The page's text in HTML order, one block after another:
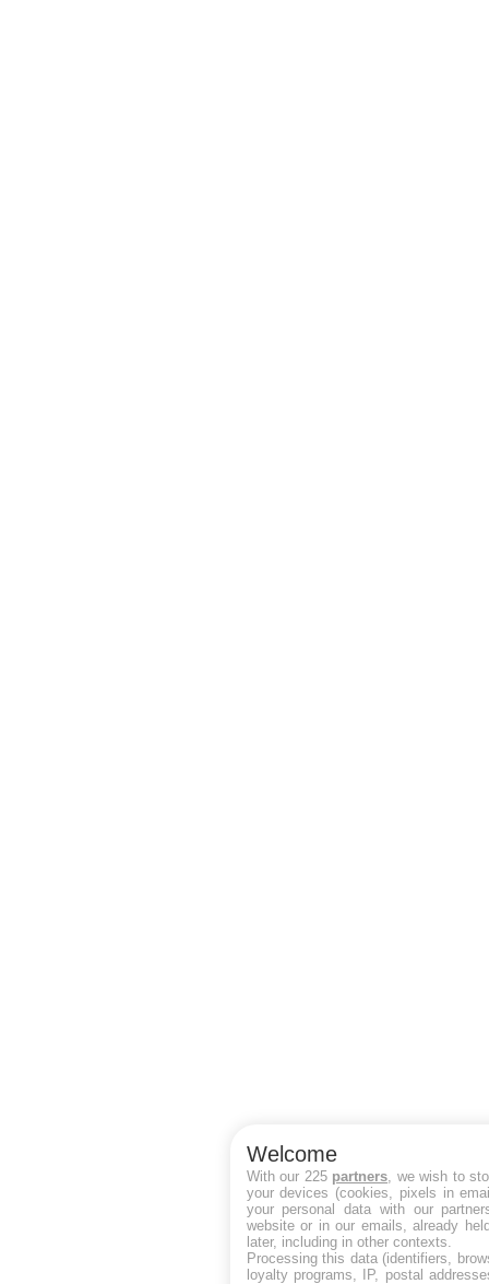
Welcome
With our 225 partners , we wish to
your devices (cookies, pixels in
your personal data with our
website or in our emails, already
later, including in other contexts.
Processing this data (identifiers,
loyalty programs, IP, postal